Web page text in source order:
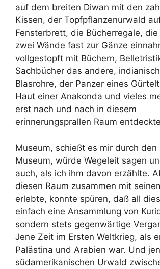
auf dem breiten Diwan mit den
Kissen, der Topfpflanzenurwald
Fensterbrett, die Bücherregale,
zwei Wände fast zur Gänze
vollgestopft mit Büchern,
Sachbücher das andere,
Blasrohre, der Panzer eines
Haut einer Anakonda und vieles
erst nach und nach in diesem
erinnerungsprallen Raum
Museum, schießt es mir durch den
Museum, würde Wegeleit sagen
auch, als ich ihm davon erzählte.
diesen Raum zusammen mit
erlebte, konnte spüren, daß all
einfach eine Ansammlung von
sondern stets gegenwärtige
Jene Zeit im Ersten Weltkrieg, als
Palästina und Arabien war. Und
südamerikanischen Urwald